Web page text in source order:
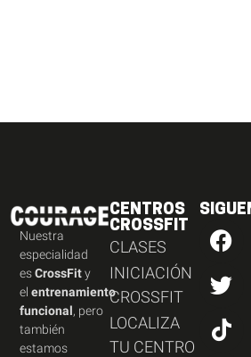
Nuestra
especialidad
esCrossFity
elentrenamiento
funcional, pero
también
estamos
CENTROS
CROSSFIT
CLASES
INICIACIÓN
CROSSFIT
LOCALIZA
TU CENTRO